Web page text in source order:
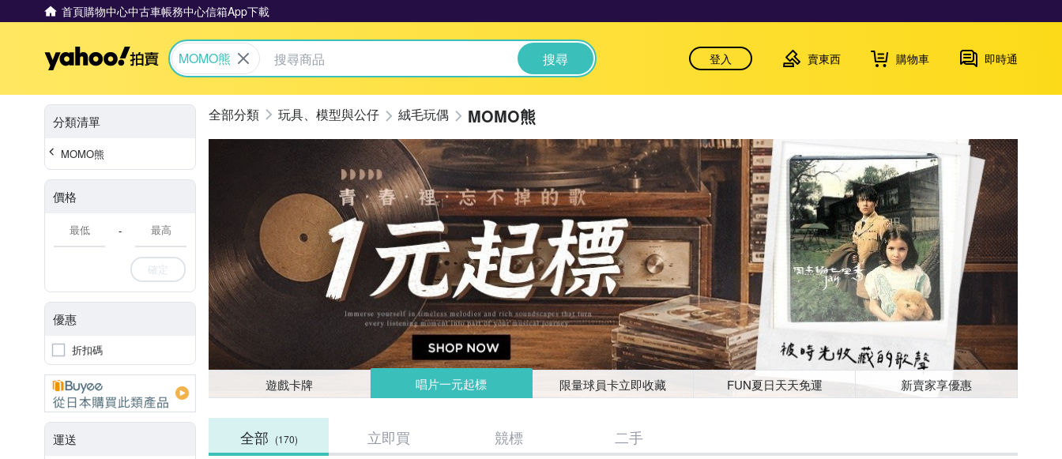
首頁購物中心中古車帳務中心信箱App下載
Yahoo拍賣
MOMO熊 搜尋 登入 賣東西 購物車 即時通
分類清單
MOMO熊
價格
-
確定
優惠
折扣碼
運送
玩具、模型與公仔 絨毛玩偶 MOMO熊
遊戲卡牌 唱片一元起標 限量球員卡立即收藏 FUN夏日天天免運 新賣家享優惠
全部 (170) 立即買 競標 二手